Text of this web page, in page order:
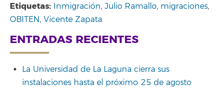
Etiquetas: Inmigración, Julio Ramallo, migraciones,
OBITEN, Vicente Zapata
ENTRADAS RECIENTES
La Universidad de La Laguna cierra sus
instalaciones hasta el próximo 25 de agosto